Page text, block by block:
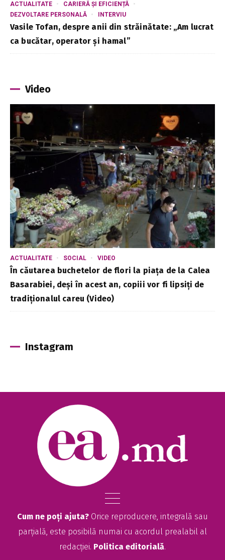
ACTUALITATE
CARIERĂ ȘI EFICIENȚĂ
DEZVOLTARE PERSONALĂ
INTERVIU
Vasile Tofan, despre anii din străinătate: „Am lucrat
ca bucătar, operator și hamal”
Video
ACTUALITATE SOCIAL VIDEO
În căutarea buchetelor de flori la piața de la Calea
Basarabiei, deși în acest an, copiii vor fi lipsiți de
tradiționalul careu (Video)
Instagram
Cum ne poți ajuta? Orice reproducere, integrală sau
parțială, este posibilă numai cu acordul prealabil al
redacției. Politica editorială.